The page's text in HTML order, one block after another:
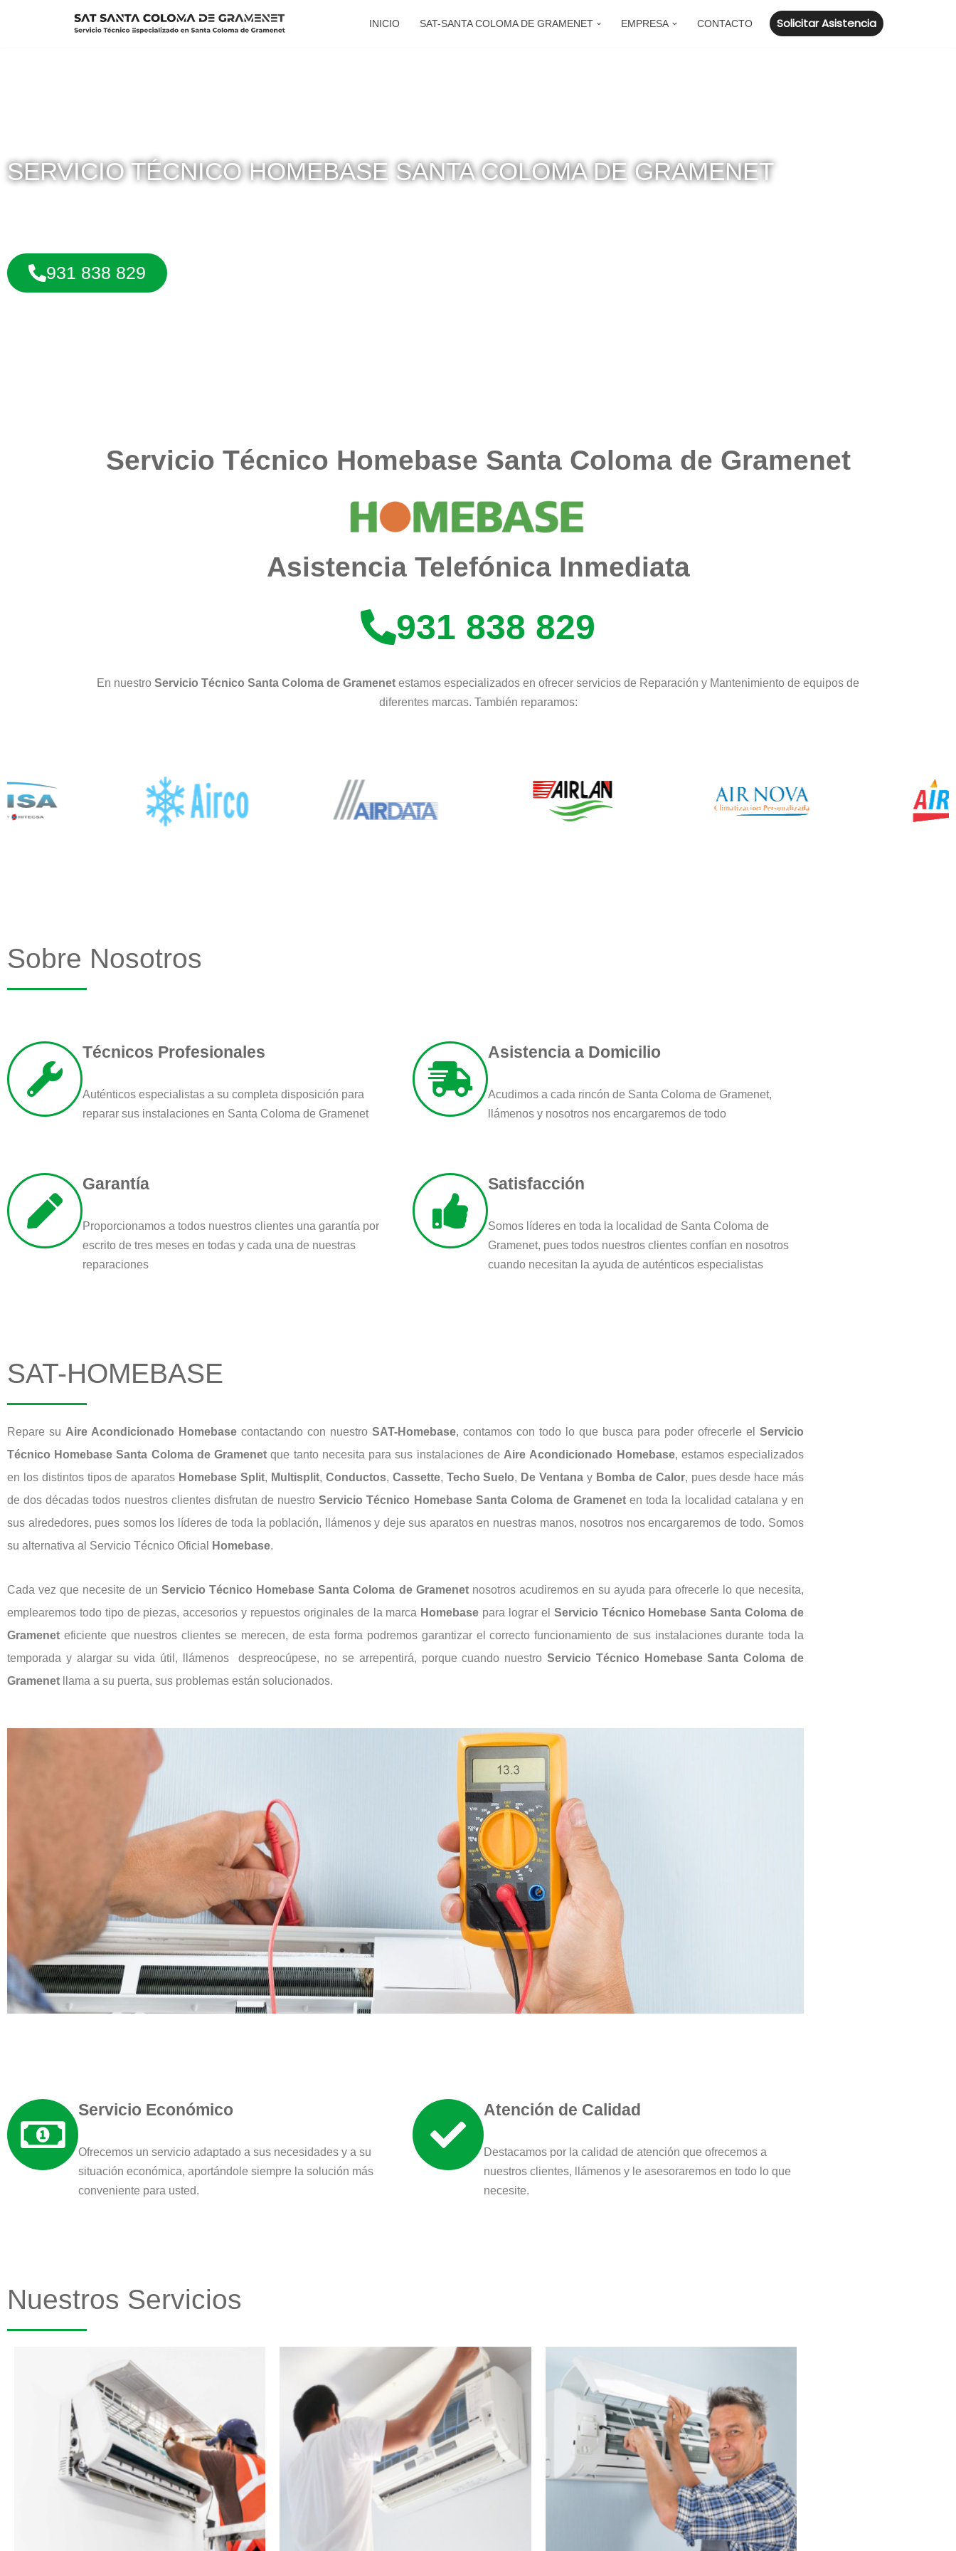
INICIO SAT-SANTA COLOMA DE GRAMENET EMPRESA CONTACTO Solicitar Asistencia
SERVICIO TÉCNICO HOMEBASE SANTA COLOMA DE GRAMENET
931 838 829
Servicio Técnico Homebase Santa Coloma de Gramenet
Asistencia Telefónica Inmediata
931 838 829
En nuestro Servicio Técnico Santa Coloma de Gramenet estamos especializados en ofrecer servicios de Reparación y Mantenimiento de equipos de
diferentes marcas. También reparamos:
Sobre Nosotros
Técnicos Profesionales
Auténticos especialistas a su completa disposición para
reparar sus instalaciones en Santa Coloma de Gramenet
Asistencia a Domicilio
Acudimos a cada rincón de Santa Coloma de Gramenet,
llámenos y nosotros nos encargaremos de todo
Garantía
Proporcionamos a todos nuestros clientes una garantía por
escrito de tres meses en todas y cada una de nuestras
reparaciones
Satisfacción
Somos líderes en toda la localidad de Santa Coloma de
Gramenet, pues todos nuestros clientes confían en nosotros
cuando necesitan la ayuda de auténticos especialistas
SAT-HOMEBASE
Repare su Aire Acondicionado Homebase contactando con nuestro SAT-Homebase, contamos con todo lo que busca para poder ofrecerle el Servicio
Técnico Homebase Santa Coloma de Gramenet que tanto necesita para sus instalaciones deAire Acondicionado Homebase, estamos especializados
en los distintos tipos de aparatos Homebase Split, Multisplit, Conductos, Cassette, Techo Suelo, De Ventana y Bomba de Calor, pues desde hace más
de dos décadas todos nuestros clientes disfrutan de nuestroServicio Técnico Homebase Santa Coloma de Gramenet en toda la localidad catalana y en
sus alrededores, pues somos los líderes de toda la población, llámenos y deje sus aparatos en nuestras manos, nosotros nos encargaremos de todo. Somos
su alternativa al Servicio Técnico Oficial
Homebase.
Cada vez que necesite de unServicio Técnico Homebase Santa Coloma de Gramenetnosotros acudiremos en su ayuda para ofrecerle lo que necesita,
emplearemos todo tipo de piezas, accesorios y repuestos originales de la marca Homebase para lograr el Servicio Técnico Homebase Santa Coloma de
Gramenet eficiente que nuestros clientes se merecen, de esta forma podremos garantizar el correcto funcionamiento de sus instalaciones durante toda la
temporada y alargar su vida útil, llámenos despreocúpese, no se arrepentirá, porque cuando nuestro Servicio Técnico Homebase Santa Coloma de
Gramenet
llama a su puerta, sus problemas están solucionados.
Servicio Económico
Ofrecemos un servicio adaptado a sus necesidades y a su
situación económica, aportándole siempre la solución más
conveniente para usted.
Atención de Calidad
Destacamos por la calidad de atención que ofrecemos a
nuestros clientes, llámenos y le asesoraremos en todo lo que
necesite.
Nuestros Servicios